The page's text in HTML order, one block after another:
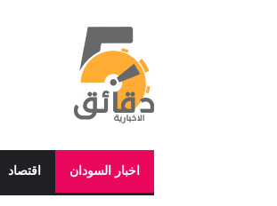
اخبار السودان اقتصاد